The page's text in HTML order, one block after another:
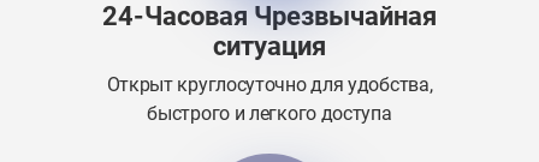
24-Часовая Чрезвычайная
ситуация
Открыт круглосуточно для удобства,
быстрого и легкого доступа